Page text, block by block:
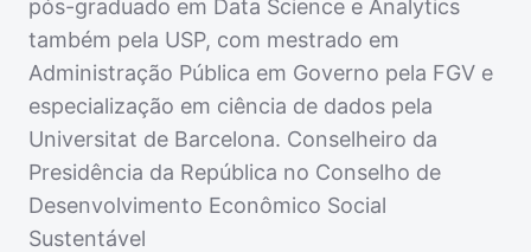
pós-graduado em Data Science e Analytics
também pela USP, com mestrado em
Administração Pública em Governo pela FGV e
especialização em ciência de dados pela
Universitat de Barcelona. Conselheiro da
Presidência da República no Conselho de
Desenvolvimento Econômico Social
Sustentável